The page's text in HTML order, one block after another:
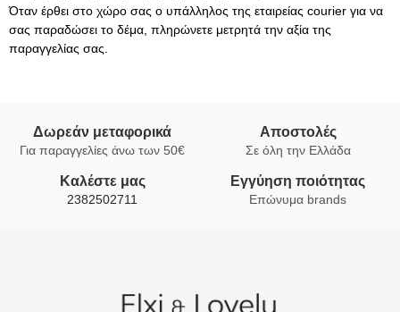
Όταν έρθει στο χώρο σας ο υπάλληλος της εταιρείας courier για να
σας παραδώσει το δέμα, πληρώνετε μετρητά την αξία της
παραγγελίας σας.
Δωρεάν μεταφορικά
Για παραγγελίες άνω των 50€
Αποστολές
Σε όλη την Ελλάδα
Καλέστε μας
2382502711
Εγγύηση ποιότητας
Επώνυμα brands